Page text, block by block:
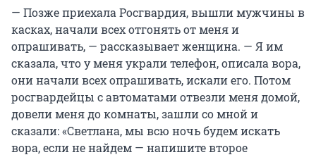
— Позже приехала Росгвардия, вышли мужчины в
касках, начали всех отгонять от меня и
опрашивать, — рассказывает женщина. — Я им
сказала, что у меня украли телефон, описала вора,
они начали всех опрашивать, искали его. Потом
росгвардейцы с автоматами отвезли меня домой,
довели меня до комнаты, зашли со мной и
сказали: «Светлана, мы всю ночь будем искать
вора, если не найдем — напишите второе